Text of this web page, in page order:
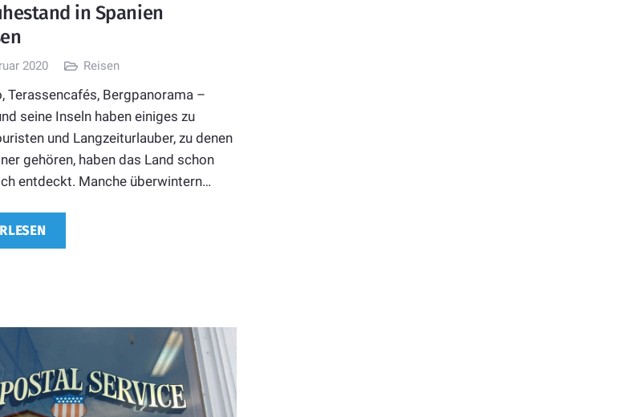
in Spanien
2020 Reisen
Terassencafés, Bergpanorama –
seine Inseln haben einiges zu
und Langzeiturlauber, zu denen
gehören, haben das Land schon
entdeckt. Manche überwintern…